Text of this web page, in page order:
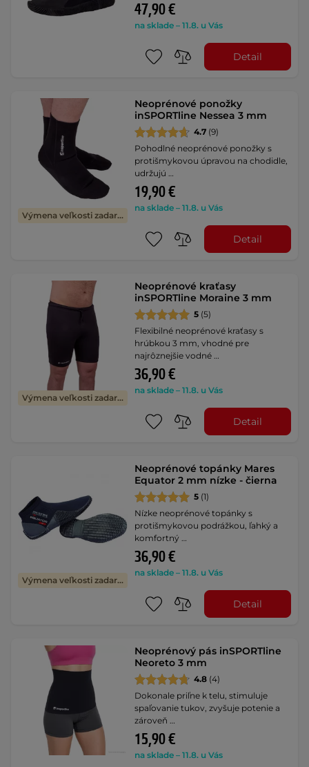
47,90 €
na sklade – 11.8. u Vás
Detail
Výmena veľkosti zadarmo
Neoprénové ponožky
inSPORTline Nessea 3 mm
4.7 (9)
Pohodlné neoprénové ponožky s
protišmykovou úpravou na chodidle,
udržujú …
19,90 €
na sklade – 11.8. u Vás
Detail
Výmena veľkosti zadarmo
Neoprénové kraťasy
inSPORTline Moraine 3 mm
5 (5)
Flexibilné neoprénové kraťasy s
hrúbkou 3 mm, vhodné pre
najrôznejšie vodné …
36,90 €
na sklade – 11.8. u Vás
Detail
Výmena veľkosti zadarmo
Neoprénové topánky Mares
Equator 2 mm nízke - čierna
5 (1)
Nízke neoprénové topánky s
protišmykovou podrážkou, ľahký a
komfortný …
36,90 €
na sklade – 11.8. u Vás
Detail
Neoprénový pás inSPORTline
Neoreto 3 mm
4.8 (4)
Dokonale priľne k telu, stimuluje
spaľovanie tukov, zvyšuje potenie a
zároveň …
15,90 €
na sklade – 11.8. u Vás